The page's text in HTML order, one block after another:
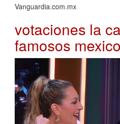
Vanguardia.com.mx
votaciones la
famosos